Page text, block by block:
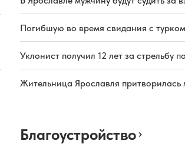
Погибшую во время свидания с
Уклонист получил 12 лет за стрельбу
Жительница Ярославля
Благоустройство